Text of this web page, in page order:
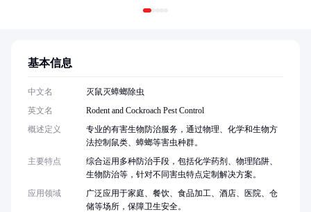
基本信息
中文名
灭鼠灭蟑螂除虫
英文名
Rodent and Cockroach Pest Control
概述定义
专业的有害生物防治服务，通过物理、化学和生物方
法控制鼠类、蟑螂等害虫种群。
主要特点
综合运用多种防治手段，包括化学药剂、物理陷阱、
生物防治等，针对不同害虫特点定制解决方案。
应用领域
广泛应用于家庭、餐饮、食品加工、酒店、医院、仓
储等场所，保障卫生安全。